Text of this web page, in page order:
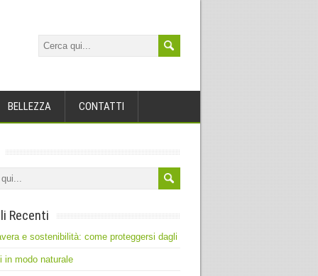
BELLEZZA CONTATTI
Recenti
e sostenibilità: come proteggersi dagli
in modo naturale